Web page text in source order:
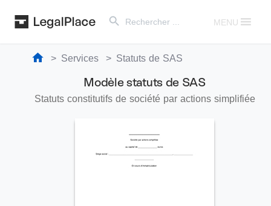
for:
MENU
Services Statuts de SAS
Modèle statuts de SAS
Statuts constitutifs de société par actions simplifiée